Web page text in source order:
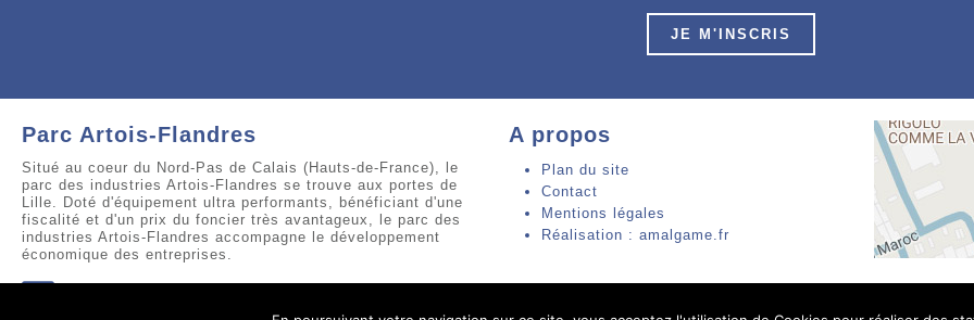
JE M'INSCRIS
Parc Artois-Flandres
Situé au coeur du Nord-Pas de Calais (Hauts-de-France), le
parc des industries Artois-Flandres se trouve aux portes de
Lille. Doté d'équipement ultra performants, bénéficiant d'une
fiscalité et d'un prix du foncier très avantageux, le parc des
industries Artois-Flandres accompagne le développement
économique des entreprises.
A propos
Plan du site
Contact
Mentions légales
Réalisation : amalgame.fr